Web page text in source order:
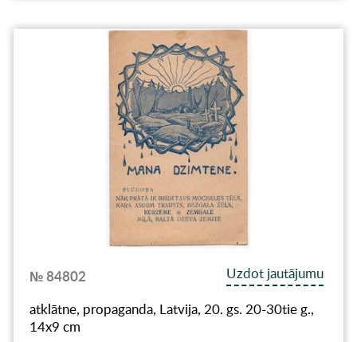
№ 84802
Uzdot jautājumu
atklātne, propaganda, Latvija, 20. gs. 20-30tie g.,
14х9 cm